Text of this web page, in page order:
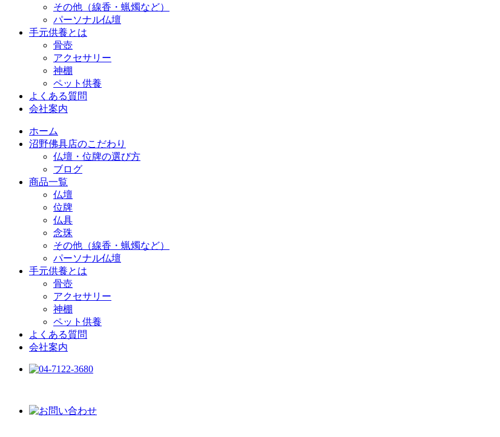
その他（線香・蝋燭など）
パーソナル仏壇
手元供養とは
骨壺
アクセサリー
神棚
ペット供養
よくある質問
会社案内
ホーム
沼野佛具店のこだわり
仏壇・位牌の選び方
ブログ
商品一覧
仏壇
位牌
仏具
念珠
その他（線香・蝋燭など）
パーソナル仏壇
手元供養とは
骨壺
アクセサリー
神棚
ペット供養
よくある質問
会社案内